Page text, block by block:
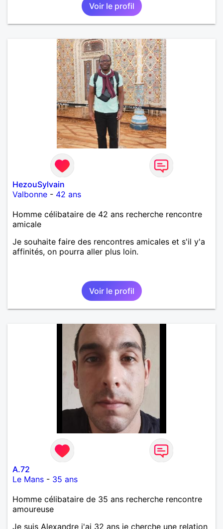
Voir le profil
HezouSylvain
Valbonne - 42 ans
Homme célibataire de 42 ans recherche rencontre
amicale
Je souhaite faire des rencontres amicales et s'il y'a
affinités, on pourra aller plus loin.
Voir le profil
A.72
Le Mans - 35 ans
Homme célibataire de 35 ans recherche rencontre
amoureuse
Je suis Alexandre j'ai 32 ans je cherche une relation